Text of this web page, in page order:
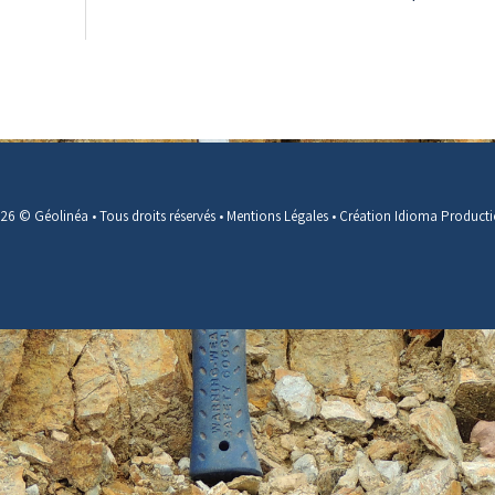
© Géolinéa • Tous droits réservés • Mentions Légales• Création Idioma